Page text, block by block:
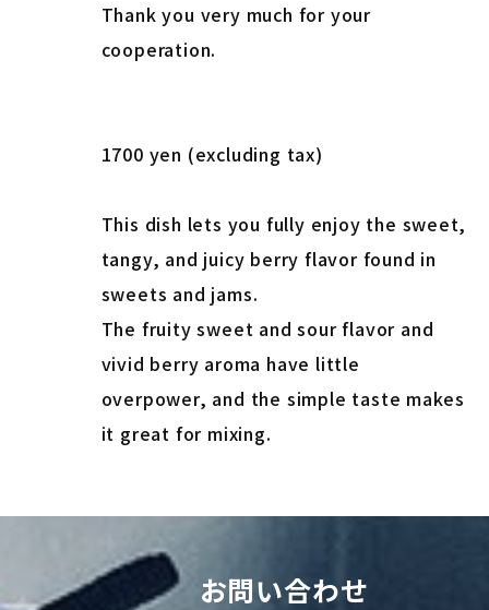
Thank you very much for your
cooperation.
1700 yen (excluding tax)
This dish lets you fully enjoy the sweet,
tangy, and juicy berry flavor found in
sweets and jams.
The fruity sweet and sour flavor and
vivid berry aroma have little
overpower, and the simple taste makes
it great for mixing.
お問い合わせ